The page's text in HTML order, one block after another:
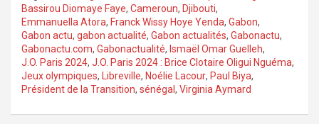
Bassirou Diomaye Faye, Cameroun, Djibouti,
Emmanuella Atora, Franck Wissy Hoye Yenda, Gabon,
Gabon actu, gabon actualité, Gabon actualités, Gabonactu,
Gabonactu.com, Gabonactualité, Ismaël Omar Guelleh,
J.O. Paris 2024, J.O. Paris 2024 : Brice Clotaire Oligui Nguéma,
Jeux olympiques, Libreville, Noélie Lacour, Paul Biya,
Président de la Transition, sénégal, Virginia Aymard